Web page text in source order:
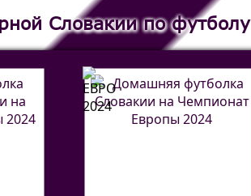
Словакии по футболу